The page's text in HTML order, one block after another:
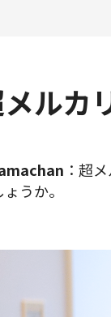
ルカ
：超
うか。